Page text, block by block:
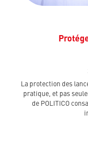
La protection des
pratique, et pas
de POLITICO